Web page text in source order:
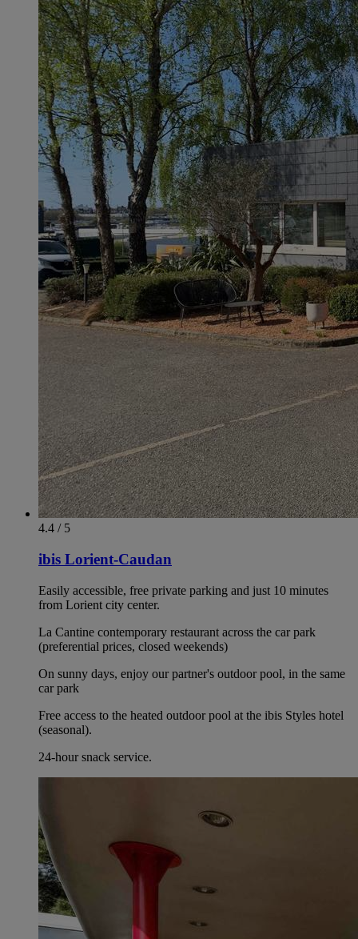
4.4 / 5
ibis Lorient-Caudan
Easily accessible, free private parking and just 10 minutes
from Lorient city center.
La Cantine contemporary restaurant across the car park
(preferential prices, closed weekends)
On sunny days, enjoy our partner's outdoor pool, in the same
car park
Free access to the heated outdoor pool at the ibis Styles hotel
(seasonal).
24-hour snack service.